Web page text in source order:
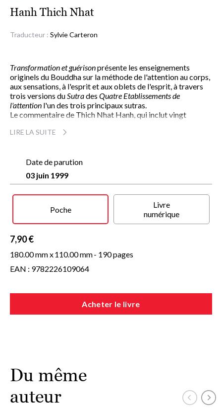
Hanh Thich Nhat
Traducteur : Sylvie Carteron
Transformation et guérisonprésente les enseignements
originels du Bouddha sur la méthode de l'attention au corps,
aux sensations, à l'esprit et aux oblets de l'esprit, à travers
trois versions duSutrades Quatre Etablissements de
l'attention l'un des trois principaux sutras.
Le commentaire de Thich Nhat Hanh, qui inclut vingt
comment traiter la colère, la jalousie et les traumatismes ;
sagesse et compassion notre propre mort et celle des
personnes aimées.
Avec la simplicité et la profondeur qui caractérisent son
voie menant à une véritable
spirituelle.
LIRE LA SUITE
Date de parution
03 juin 1999
Poche
Livre
numérique
7,90 €
180.00 mm x110.00 mm- 190 pages
EAN : 9782226109064
Acheter le livre
Du même
auteur